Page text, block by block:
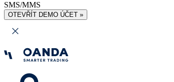
SMS/MMS
OTEVŘÍT DEMO ÚČET »